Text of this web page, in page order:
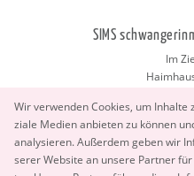
Wir ver­wen­den Coo­kies, um
zia­le Me­di­en an­bie­ten zu kön­nen
ana­ly­sie­ren. Au­ßer­dem geben wir
se­rer Web­site an un­se­re Part­ner
SIMS
Im